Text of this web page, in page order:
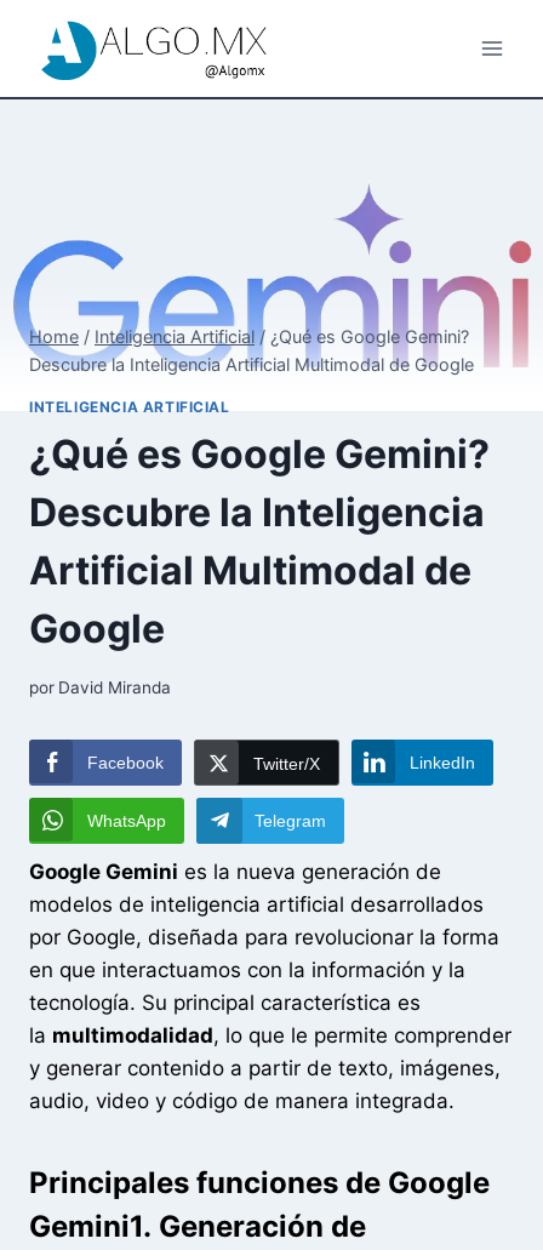
content
Home / Inteligencia Artificial / ¿Qué es Google Gemini?
Descubre la Inteligencia Artificial Multimodal de Google
INTELIGENCIA ARTIFICIAL
¿Qué es Google Gemini?
Descubre la Inteligencia
Artificial Multimodal de
Google
por David Miranda
Facebook Twitter/X LinkedIn
WhatsApp Telegram
Google Gemini es la nueva generación de
modelos de inteligencia artificial desarrollados
por Google, diseñada para revolucionar la forma
en que interactuamos con la información y la
tecnología. Su principal característica es
la multimodalidad, lo que le permite comprender
y generar contenido a partir de texto, imágenes,
audio, video y código de manera integrada.
Principales funciones de Google
Gemini1. Generación de